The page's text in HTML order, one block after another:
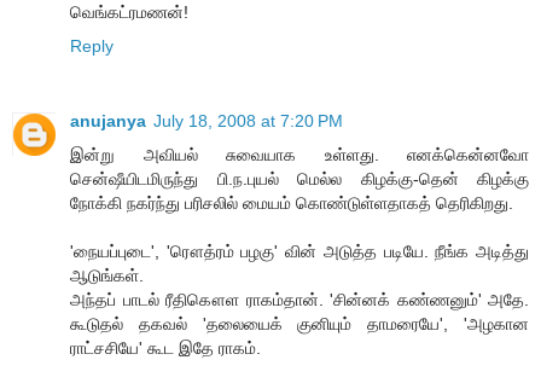
வெங்கட்ரமணன்!
Reply
anujanya July 18, 2008 at 7:20 PM
இன்று அவியல் சுவையாக உள்ளது. எனக்கென்னவோ
சென்ஷீயிடமிருந்து பி.ந.புயல் மெல்ல கிழக்கு-தென் கிழக்கு
நோக்கி நகர்ந்து பரிசலில் மையம் கொண்டுள்ளதாகத் தெரிகிறது.
'நையப்புடை', 'ரௌத்ரம் பழகு' வின் அடுத்த படியே. நீங்க அடித்து
ஆடுங்கள்.
அந்தப் பாடல் ரீதிகௌள ராகம்தான். 'சின்னக் கண்ணனும்' அதே.
கூடுதல் தகவல் 'தலையைக் குனியும் தாமரையே', 'அழகான
ராட்சசியே' கூட இதே ராகம்.